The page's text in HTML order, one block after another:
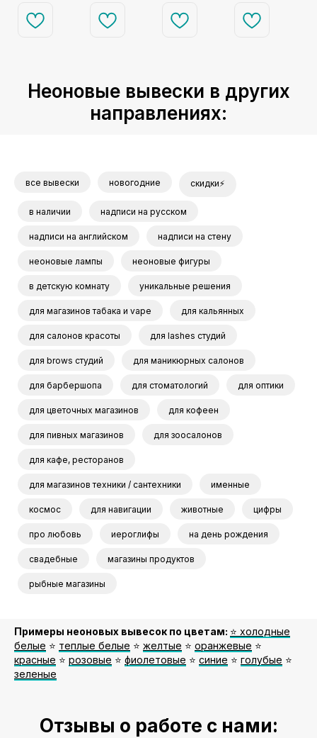
Лиза)
вашей свадьбы.
Неоновые вывески в других
направлениях:
все вывески новогодние скидки⚡
в наличии надписи на русском
надписи на английском надписи на стену
неоновые лампы неоновые фигуры
в детскую комнату уникальные решения
для магазинов табака и vape для кальянных
для салонов красоты для lashes студий
для brows студий для маникюрных салонов
для барбершопа для стоматологий для оптики
для цветочных магазинов для кофеен
для пивных магазинов для зоосалонов
для кафе, ресторанов
для магазинов техники / сантехники именные
космос для навигации животные цифры
про любовь иероглифы на день рождения
свадебные магазины продуктов
рыбные магазины
Примеры неоновых вывесок по цветам: ⭐️ холодные
белые ⭐️ теплые белые ⭐️ желтые ⭐️ оранжевые ⭐️
красные ⭐️ розовые ⭐️ фиолетовые ⭐️ синие ⭐️ голубые ⭐️
зеленые
Отзывы о работе с нами: